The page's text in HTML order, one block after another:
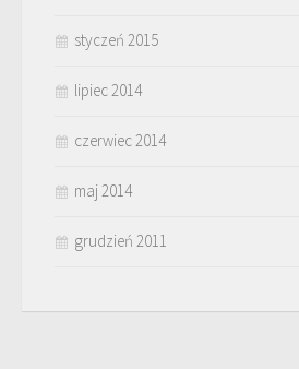
styczeń 2015
lipiec 2014
czerwiec 2014
maj 2014
grudzień 2011